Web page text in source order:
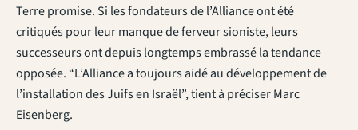
Terre promise. Si les fondateurs de l’Alliance ont été
critiqués pour leur manque de ferveur sioniste, leurs
successeurs ont depuis longtemps embrassé la tendance
opposée. “L’Alliance a toujours aidé au développement de
l’installation des Juifs en Israël”, tient à préciser Marc
Eisenberg.